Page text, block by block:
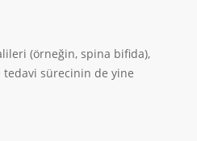
(örneğin, spina bifida),
sürecinin de yine